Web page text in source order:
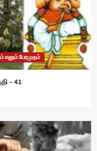
எனும் பேரமுதம்
– 41